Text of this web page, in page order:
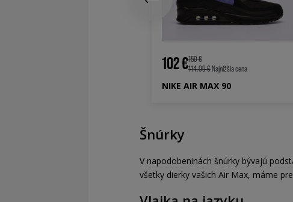
102 €150 €
114.00 €Najnižšia cena
NIKE AIR MAX 90
Šnúrky
V napodobeninách šnúrky bývajú
všetky dierky vašich Air Max, máme